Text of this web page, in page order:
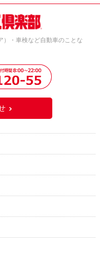
）・車検など自動車のことな